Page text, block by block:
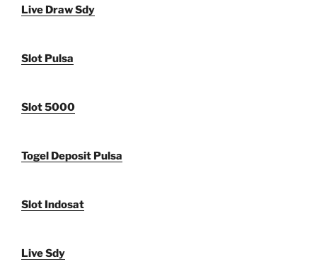
Live Draw Sdy
Slot Pulsa
Slot 5000
Togel Deposit Pulsa
Slot Indosat
Live Sdy